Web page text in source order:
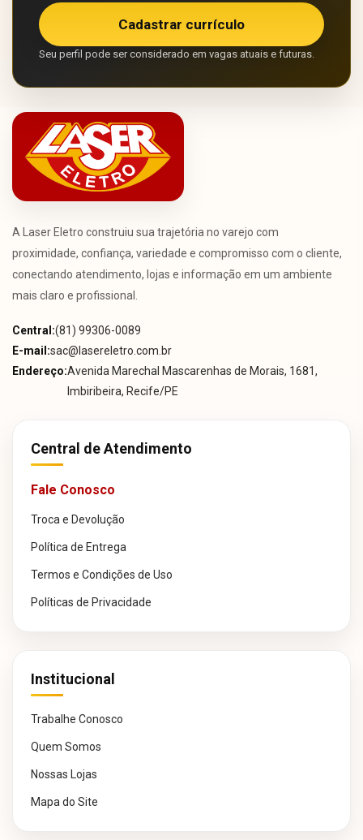
Cadastrar currículo
Seu perfil pode ser considerado em vagas atuais e futuras.
A Laser Eletro construiu sua trajetória no varejo com
proximidade, confiança, variedade e compromisso com o cliente,
conectando atendimento, lojas e informação em um ambiente
mais claro e profissional.
Central:(81) 99306-0089
E-mail:sac@lasereletro.com.br
Endereço:Avenida Marechal Mascarenhas de Morais, 1681,
Imbiribeira, Recife/PE
Central de Atendimento
Fale Conosco
Troca e Devolução
Política de Entrega
Termos e Condições de Uso
Políticas de Privacidade
Institucional
Trabalhe Conosco
Quem Somos
Nossas Lojas
Mapa do Site